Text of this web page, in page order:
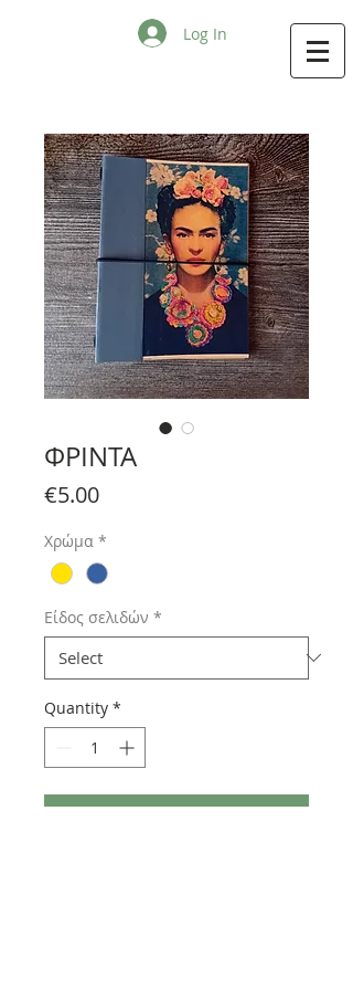
Log In
ΦΡΙΝΤΑ
€5.00Price
Χρώμα *
Είδος σελιδών *
Quantity *